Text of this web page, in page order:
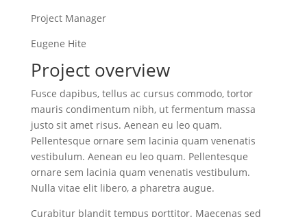
Project Manager
Eugene Hite
Project overview
Fusce dapibus, tellus ac cursus commodo, tortor
mauris condimentum nibh, ut fermentum massa
justo sit amet risus. Aenean eu leo quam.
Pellentesque ornare sem lacinia quam venenatis
vestibulum. Aenean eu leo quam. Pellentesque
ornare sem lacinia quam venenatis vestibulum.
Nulla vitae elit libero, a pharetra augue.
Curabitur blandit tempus porttitor. Maecenas sed